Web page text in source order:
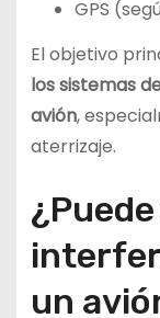
GPS
El objetivo
los sistemas
avión,
aterrizaje.
un